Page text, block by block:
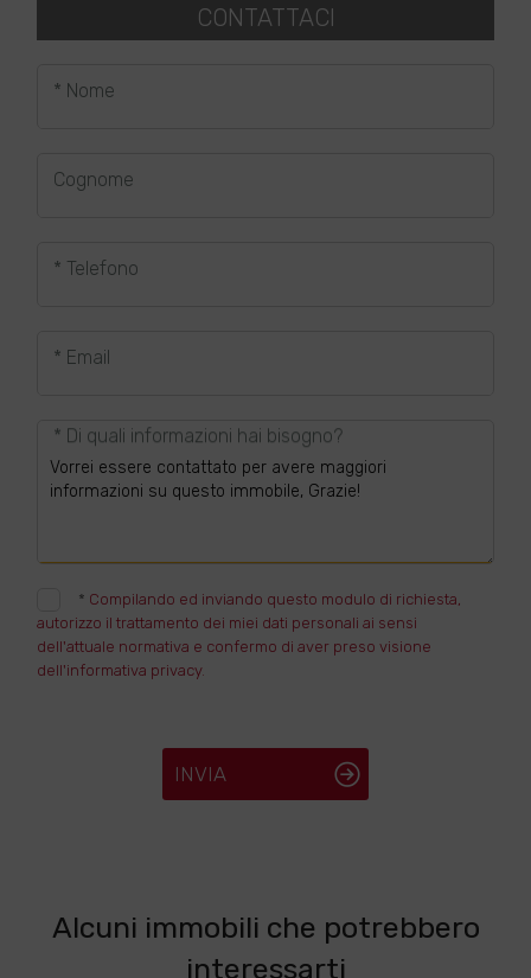
CONTATTACI
* Nome
Cognome
* Telefono
* Email
* Di quali informazioni hai bisogno?
* Compilando ed inviando questo modulo di richiesta,
autorizzo il trattamento dei miei dati personali ai sensi
dell'attuale normativa e confermo di aver preso visione
dell'informativa privacy.
INVIA
Alcuni immobili che potrebbero
interessarti